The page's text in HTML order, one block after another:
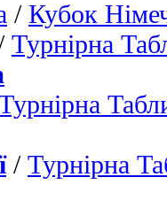
/ Кубок
Турнірна
/ Турнірна